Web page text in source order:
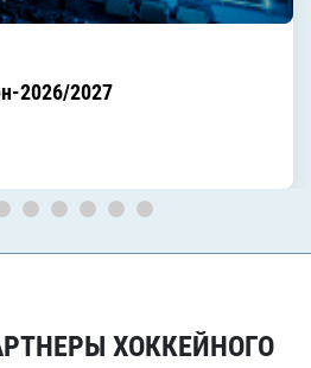
2026/2027
ХОККЕЙНОГО